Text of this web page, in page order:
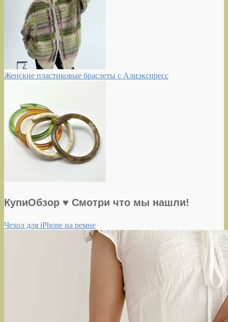
Женские пластиковые браслеты с Алиэкспресс
КупиОбзор ♥ Смотри что мы нашли!
Чехол для iPhone на ремне